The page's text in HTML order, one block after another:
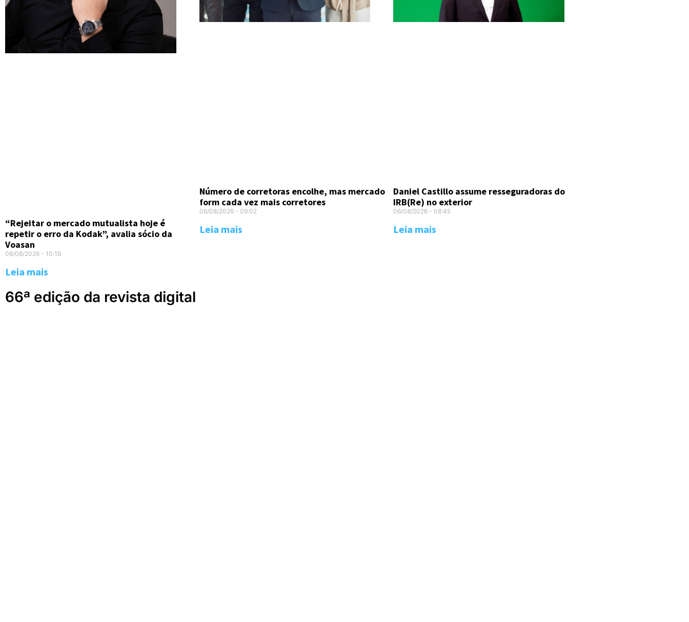
“Rejeitar o mercado mutualista hoje é
repetir o erro da Kodak”, avalia sócio da
Voasan
06/08/2026 10:19
Leia mais
Número de corretoras encolhe, mas mercado
form cada vez mais corretores
06/08/2026 09:02
Leia mais
Daniel Castillo assume resseguradoras do
IRB(Re) no exterior
06/08/2026 08:45
Leia mais
66ª edição da revista digital